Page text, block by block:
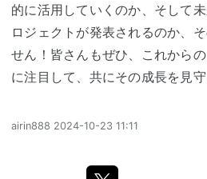
的に活用していくのか、そして
ロジェクトが発表されるのか、
せん！皆さんもぜひ、これから
に注目して、共にその成長を見守
airin888 2024-10-23 11:11